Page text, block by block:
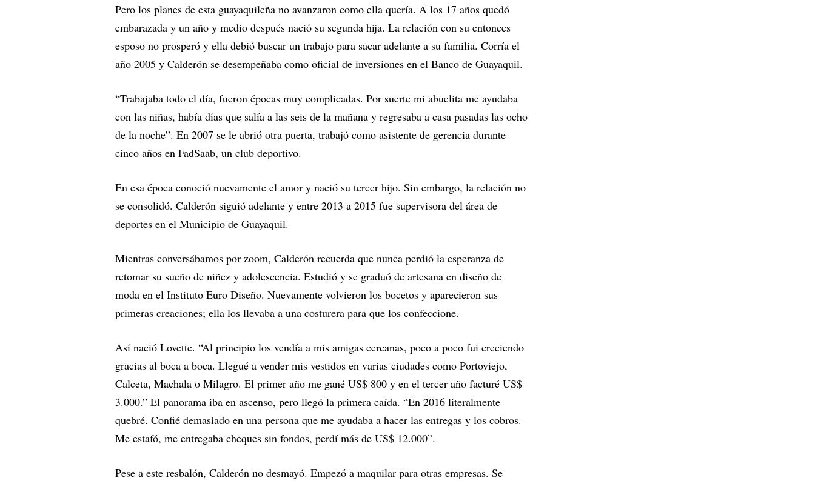
Pero los planes de esta guayaquileña no avanzaron como ella quería. A los 17 años quedó
embarazada y un año y medio después nació su segunda hija. La relación con su entonces
esposo no prosperó y ella debió buscar un trabajo para sacar adelante a su familia. Corría el
año 2005 y Calderón se desempeñaba como oficial de inversiones en el Banco de Guayaquil.
“Trabajaba todo el día, fueron épocas muy complicadas. Por suerte mi abuelita me ayudaba
con las niñas, había días que salía a las seis de la mañana y regresaba a casa pasadas las ocho
de la noche”. En 2007 se le abrió otra puerta, trabajó como asistente de gerencia durante
cinco años en FadSaab, un club deportivo.
En esa época conoció nuevamente el amor y nació su tercer hijo. Sin embargo, la relación no
se consolidó. Calderón siguió adelante y entre 2013 a 2015 fue supervisora del área de
deportes en el Municipio de Guayaquil.
Mientras conversábamos por zoom, Calderón recuerda que nunca perdió la esperanza de
retomar su sueño de niñez y adolescencia. Estudió y se graduó de artesana en diseño de
moda en el Instituto Euro Diseño. Nuevamente volvieron los bocetos y aparecieron sus
primeras creaciones; ella los llevaba a una costurera para que los confeccione.
Así nació Lovette. “Al principio los vendía a mis amigas cercanas, poco a poco fui creciendo
gracias al boca a boca. Llegué a vender mis vestidos en varias ciudades como Portoviejo,
Calceta, Machala o Milagro. El primer año me gané US$ 800 y en el tercer año facturé US$
3.000.” El panorama iba en ascenso, pero llegó la primera caída. “En 2016 literalmente
quebré. Confié demasiado en una persona que me ayudaba a hacer las entregas y los cobros.
Me estafó, me entregaba cheques sin fondos, perdí más de US$ 12.000”.
Pese a este resbalón, Calderón no desmayó. Empezó a maquilar para otras empresas. Se